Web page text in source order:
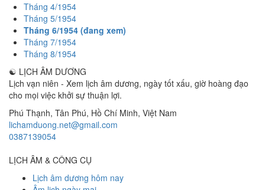
Tháng 4/1954
Tháng 5/1954
Tháng 6/1954 (đang xem)
Tháng 7/1954
Tháng 8/1954
☯ LỊCH ÂM DƯƠNG
Lịch vạn niên - Xem lịch âm dương, ngày tốt xấu, giờ hoàng đạo
cho mọi việc khởi sự thuận lợi.
Phú Thạnh, Tân Phú, Hồ Chí Minh, Việt Nam
lichamduong.net@gmail.com
0387139054
LỊCH ÂM & CÔNG CỤ
Lịch âm dương hôm nay